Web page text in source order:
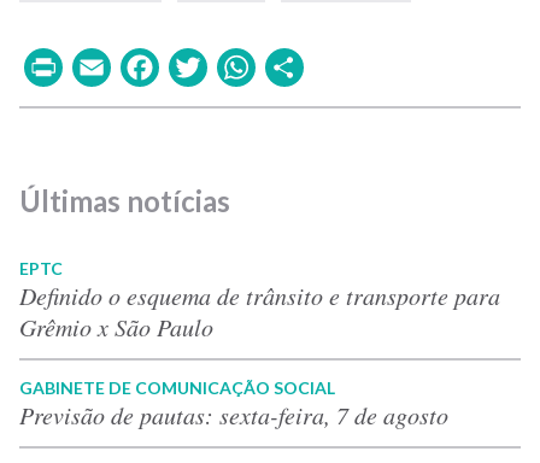
PrintEmailFacebook
TwitterWhatsApp
Últimas notícias
EPTC
Definido o esquema de trânsito e transporte para
Grêmio x São Paulo
GABINETE DE COMUNICAÇÃO SOCIAL
Previsão de pautas: sexta-feira, 7 de agosto